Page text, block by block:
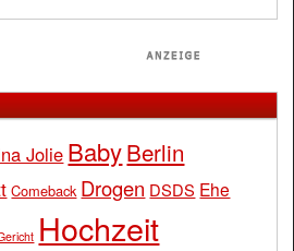
Jolie BabyBerlin
Comeback Drogen DSDS Ehe
Hochzeit